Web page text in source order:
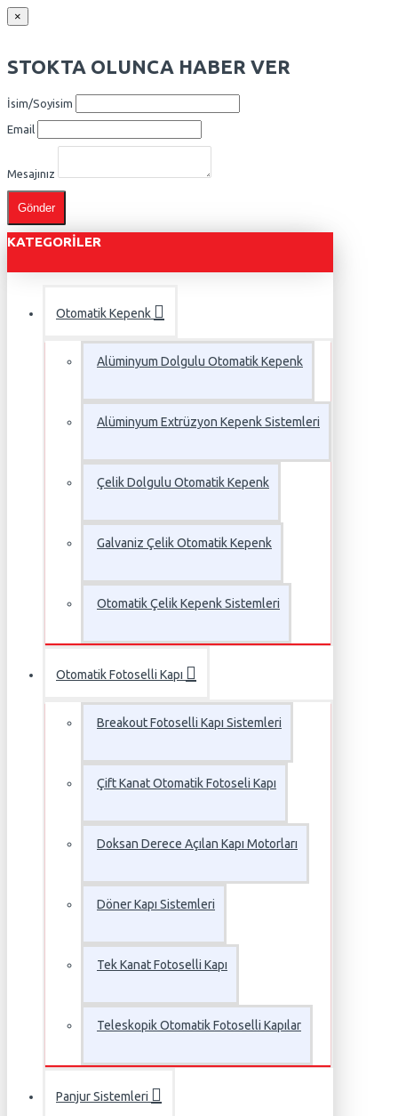
×
STOKTA OLUNCA HABER VER
İsim/Soyisim
Email
Mesajınız
Gönder
KATEGORILER
Otomatik Kepenk
Alüminyum Dolgulu Otomatik Kepenk
Alüminyum Extrüzyon Kepenk Sistemleri
Çelik Dolgulu Otomatik Kepenk
Galvaniz Çelik Otomatik Kepenk
Otomatik Çelik Kepenk Sistemleri
Otomatik Fotoselli Kapı
Breakout Fotoselli Kapı Sistemleri
Çift Kanat Otomatik Fotoseli Kapı
Doksan Derece Açılan Kapı Motorları
Döner Kapı Sistemleri
Tek Kanat Fotoselli Kapı
Teleskopik Otomatik Fotoselli Kapılar
Panjur Sistemleri